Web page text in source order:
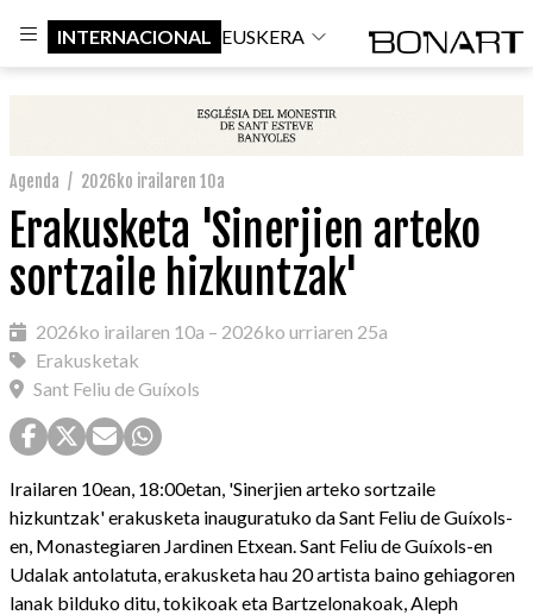
INTERNACIONAL EUSKERA
Agenda / 2026ko irailaren 10a
Erakusketa 'Sinerjien arteko
sortzaile hizkuntzak'
2026ko irailaren 10a – 2026ko urriaren 25a
Erakusketak
Sant Feliu de Guíxols
Irailaren 10ean, 18:00etan, 'Sinerjien arteko sortzaile
hizkuntzak' erakusketa inauguratuko da Sant Feliu de Guíxols-
en, Monastegiaren Jardinen Etxean. Sant Feliu de Guíxols-en
Udalak antolatuta, erakusketa hau 20 artista baino gehiagoren
lanak bilduko ditu, tokikoak eta Bartzelonakoak, Aleph